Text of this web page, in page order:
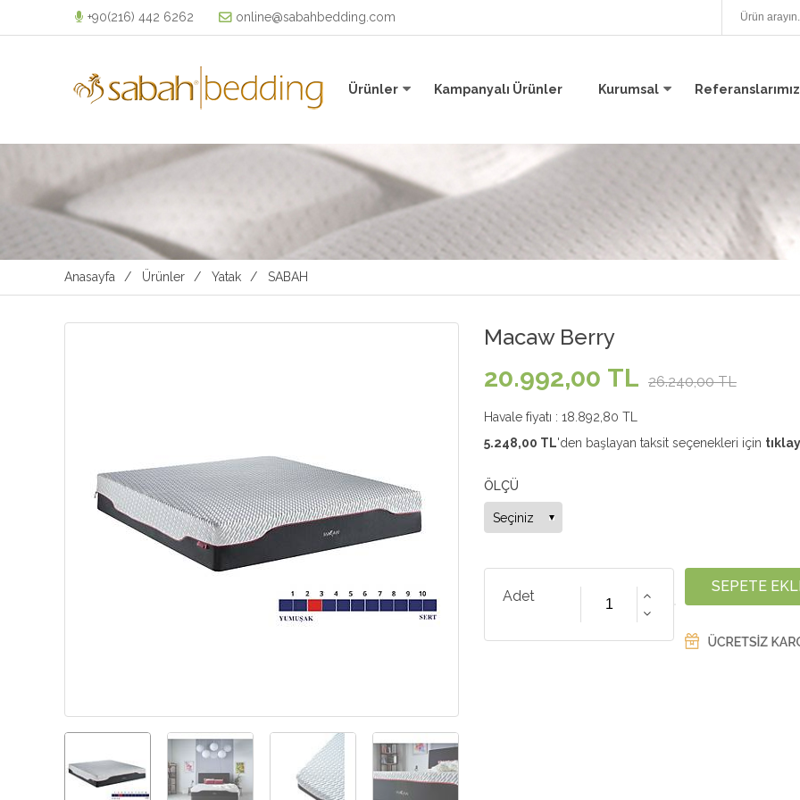
+90(216) 442 6262 online@sabahbedding.com
Ürünler Kampanyalı Ürünler Kurumsal Referanslarımız
Anasayfa Ürünler Yatak SABAH
Macaw Berry
20.992,00 TL 26.240,00 TL
Havale fiyatı : 18.892,80 TL
5.248,00 TL'den başlayan taksit seçenekleri için
ÖLÇÜ
Adet